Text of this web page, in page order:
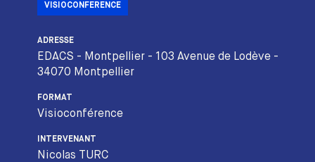
VISIOCONFERENCE
ADRESSE
EDACS - Montpellier - 103 Avenue de Lodève -
34070 Montpellier
FORMAT
Visioconférence
INTERVENANT
Nicolas TURC